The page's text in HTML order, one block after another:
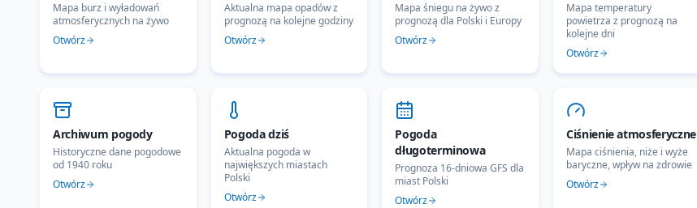
Mapa burz i wyładowań
atmosferycznych na żywo
Otwórz
Aktualna mapa opadów z
prognozą na kolejne godziny
Otwórz
Mapa śniegu na żywo z
prognozą dla Polski i Europy
Otwórz
Mapa temperatury
powietrza z prognozą na
kolejne dni
Otwórz
Archiwum pogody
Historyczne dane pogodowe
od 1940 roku
Otwórz
Pogoda dziś
Aktualna pogoda w
największych miastach
Polski
Otwórz
Pogoda
długoterminowa
Prognoza 16-dniowa GFS dla
miast Polski
Otwórz
Ciśnienie atmosferyczne
Mapa ciśnienia, niże i wyże
baryczne, wpływ na zdrowie
Otwórz